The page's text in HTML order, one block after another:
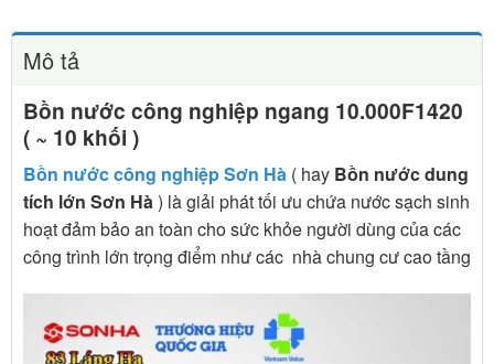
Mô tả
Bồn nước công nghiệp ngang 10.000F1420
( ~ 10 khối )
Bồn nước công nghiệp Sơn Hà ( hay Bồn nước dung
tích lớn Sơn Hà) là giải phát tối ưu chứa nước sạch sinh
hoạt đảm bảo an toàn cho sức khỏe người dùng của các
công trình lớn trọng điểm như các nhà chung cư cao tầng